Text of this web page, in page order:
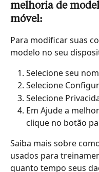
melhoria de
móvel:
Para modificar suas
modelo no seu
Selecione seu
Selecione
Selecione
Em Ajude a
clique no botão
Saiba mais sobre
usados para
quanto tempo seus